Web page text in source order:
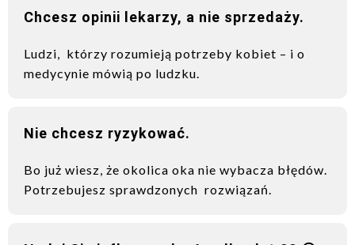
Chcesz opinii lekarzy, a nie sprzedaży.
Ludzi, którzy rozumieją potrzeby kobiet – i o
medycynie mówią po ludzku.
Nie chcesz ryzykować.
Bo już wiesz, że okolica oka nie wybacza błędów.
Potrzebujesz sprawdzonych rozwiązań.